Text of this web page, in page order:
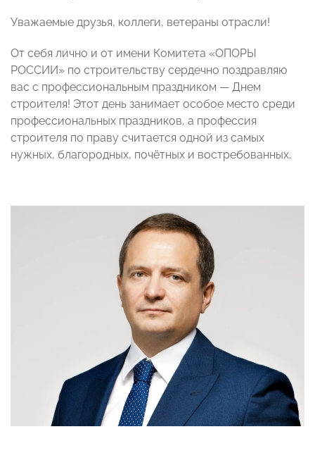
Уважаемые друзья, коллеги, ветераны отрасли!
От себя лично и от имени Комитета «ОПОРЫ
РОССИИ» по строительству сердечно поздравляю
вас с профессиональным праздником — Днем
строителя! Этот день занимает особое место среди
профессиональных праздников, а профессия
строителя по праву считается одной из самых
нужных, благородных, почётных и востребованных.